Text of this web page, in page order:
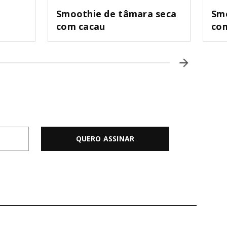
Smoothie de tâmara seca
com cacau
QUERO ASSINAR